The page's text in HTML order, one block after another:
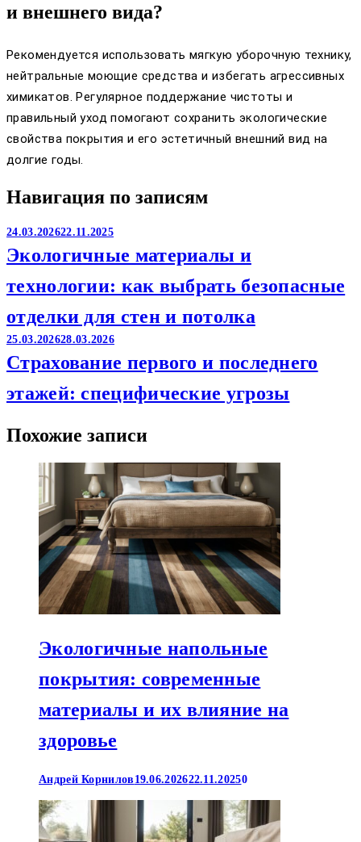
и внешнего вида?
Рекомендуется использовать мягкую уборочную технику,
нейтральные моющие средства и избегать агрессивных
химикатов. Регулярное поддержание чистоты и
правильный уход помогают сохранить экологические
свойства покрытия и его эстетичный внешний вид на
долгие годы.
Навигация по записям
24.03.202622.11.2025
Экологичные материалы и
технологии: как выбрать безопасные
отделки для стен и потолка
25.03.202628.03.2026
Страхование первого и последнего
этажей: специфические угрозы
Похожие записи
Экологичные напольные
покрытия: современные
материалы и их влияние на
здоровье
Андрей Корнилов 19.06.202622.11.20250